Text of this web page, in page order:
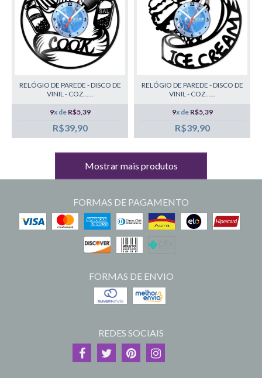
RELÓGIO DE PAREDE - DISCO DE
VINIL - COZ......
9x de R$5,39
R$39,90
RELÓGIO DE PAREDE - DISCO DE
VINIL - COZ......
9x de R$5,39
R$39,90
Mostrar mais produtos
FORMAS DE PAGAMENTO
FORMAS DE ENVIO
REDES SOCIAIS